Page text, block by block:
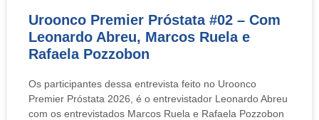
Uroonco Premier Próstata #02 – Com
Leonardo Abreu, Marcos Ruela e
Rafaela Pozzobon
Os participantes dessa entrevista feito no Uroonco
Premier Próstata 2026, é o entrevistador Leonardo Abreu
com os entrevistados Marcos Ruela e Rafaela Pozzobon